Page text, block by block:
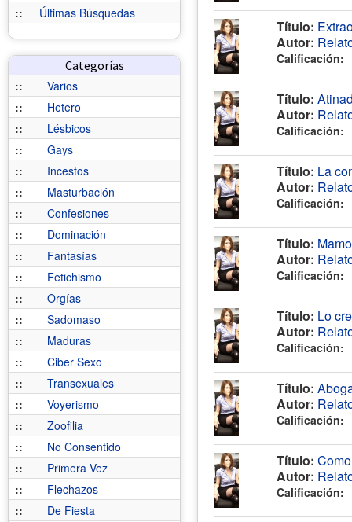
::
Últimas Búsquedas
Categorías
::
Varios
::
Hetero
::
Lésbicos
::
Gays
::
Incestos
::
Masturbación
::
Confesiones
::
Dominación
::
Fantasías
::
Fetichismo
::
Orgías
::
Sadomaso
::
Maduras
::
Ciber Sexo
::
Transexuales
::
Voyerismo
::
Zoofilia
::
No Consentido
::
Primera Vez
::
Flechazos
::
De Fiesta
Título:
Autor:
Calificación:
Título:
Autor:
Calificación:
Título: La
Autor:
Calificación:
Título:
Autor:
Calificación:
Título: Lo
Autor:
Calificación:
Título:
Autor:
Calificación:
Título:
Autor:
Calificación: